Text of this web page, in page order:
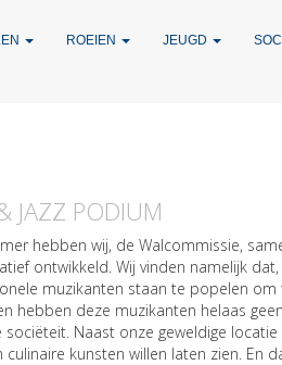
ROEIEN JEUGD
JAZZ PODIUM
hebben wij, de Walcommissie,
ontwikkeld. Wij vinden namelijk
muzikanten staan te popelen
hebben deze muzikanten helaas
Naast onze geweldige
culinaire kunsten willen laten zien. En